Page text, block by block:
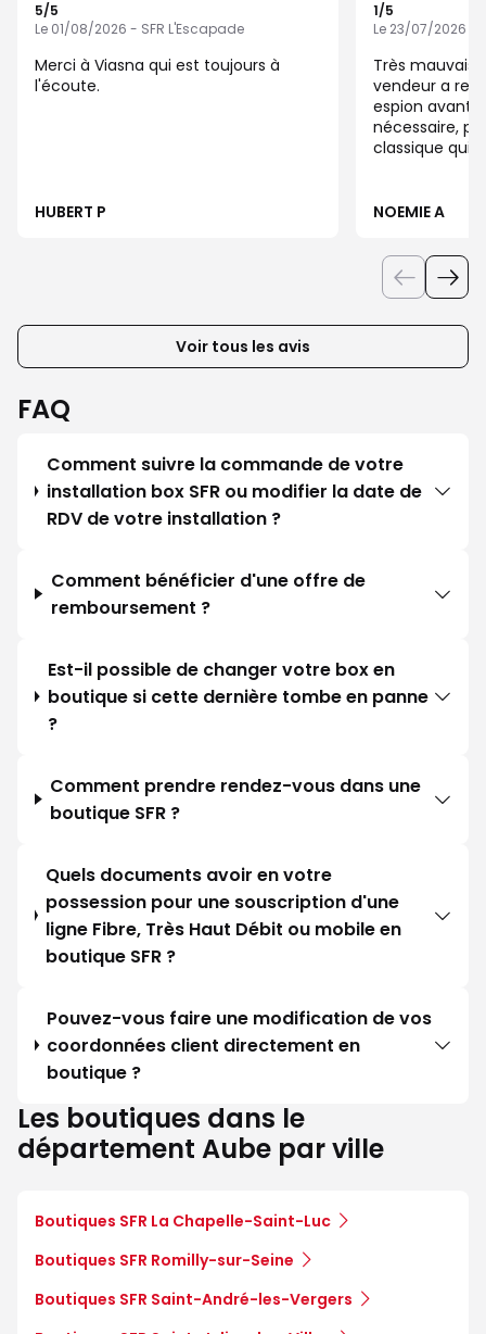
5/5
Le 01/08/2026 - SFR L'Escapade
Merci à Viasna qui est toujours à
l'écoute.
HUBERT P
1/5
Le 23/07/2026 -
Très
vendeur a
espion avant
nécessaire,
classique qui
que la
un produit
laisse 81€
film.. C’est la
boutique,
NOEMIE A
Voir tous les avis
FAQ
Comment suivre la commande de votre
installation box SFR ou modifier la date de
RDV de votre installation ?
Comment bénéficier d'une offre de
remboursement ?
Est-il possible de changer votre box en
boutique si cette dernière tombe en panne
?
Comment prendre rendez-vous dans une
boutique SFR ?
Quels documents avoir en votre
possession pour une souscription d'une
ligne Fibre, Très Haut Débit ou mobile en
boutique SFR ?
Pouvez-vous faire une modification de vos
coordonnées client directement en
boutique ?
Les boutiques dans le
département Aube par ville
Boutiques SFR La Chapelle-Saint-Luc
Boutiques SFR Romilly-sur-Seine
Boutiques SFR Saint-André-les-Vergers